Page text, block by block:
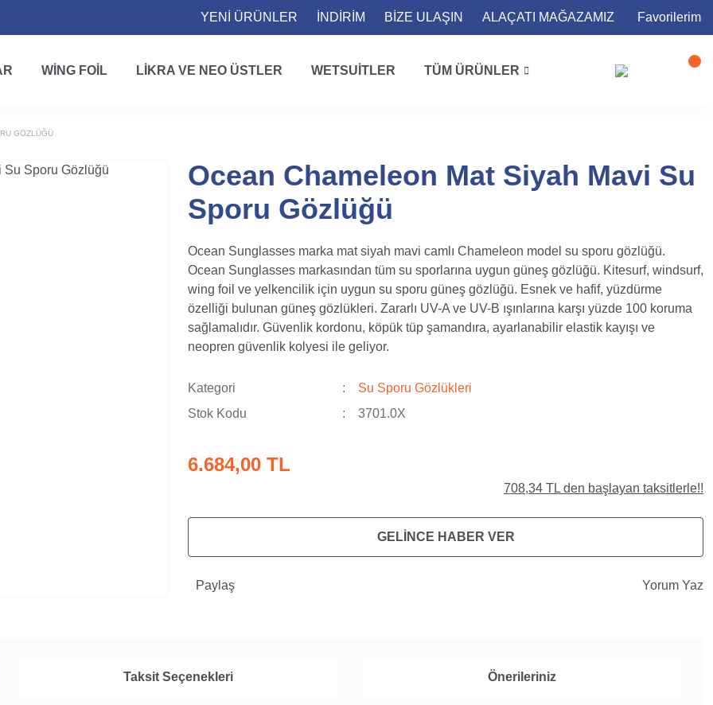
YENİ ÜRÜNLER İNDİRİM BİZE ULAŞIN ALAÇATI MAĞAZAMIZ Favorilerim
WING FOIL LIKRA VE NEO ÜSTLER WETSUITLER TÜM ÜRÜNLER
GÖZLÜĞÜ
Ocean Chameleon Mat Siyah Mavi Su
Sporu Gözlüğü
Ocean Sunglasses marka mat siyah mavi camlı Chameleon model su sporu gözlüğü.
Ocean Sunglasses markasından tüm su sporlarına uygun güneş gözlüğü. Kitesurf, windsurf,
wing foil ve yelkencilik için uygun su sporu güneş gözlüğü. Esnek ve hafif, yüzdürme
özelliği bulunan güneş gözlükleri. Zararlı UV-A ve UV-B ışınlarına karşı yüzde 100 koruma
sağlamalıdır. Güvenlik kordonu, köpük tüp şamandıra, ayarlanabilir elastik kayışı ve
neopren güvenlik kolyesi ile geliyor.
Kategori
Su Sporu Gözlükleri
Stok Kodu
3701.0X
6.684,00 TL
708,34 TL den başlayan taksitlerle!!
GELİNCE HABER VER
Paylaş Yorum Yaz
Taksit Seçenekleri Önerileriniz